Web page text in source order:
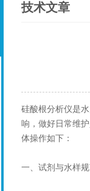
技术文章
硅酸根分析仪是
响，做好日常维
体操作如下：
一、试剂与水样